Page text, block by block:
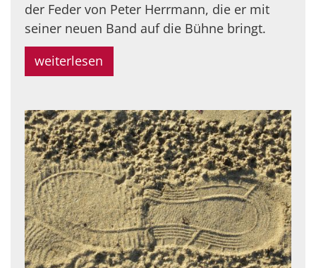
der Feder von Peter Herrmann, die er mit
seiner neuen Band auf die Bühne bringt.
weiterlesen